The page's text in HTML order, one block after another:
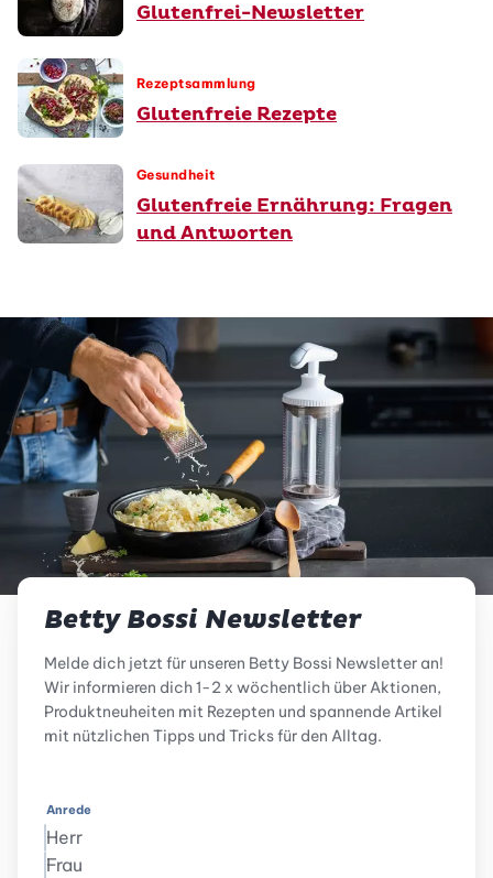
Glutenfrei-Newsletter
Rezeptsammlung
Glutenfreie Rezepte
Gesundheit
Glutenfreie Ernährung: Fragen
und Antworten
Betty Bossi Newsletter
Melde dich jetzt für unseren Betty Bossi Newsletter an!
Wir informieren dich 1-2 x wöchentlich über Aktionen,
Produktneuheiten mit Rezepten und spannende Artikel
mit nützlichen Tipps und Tricks für den Alltag.
Anrede
Herr
Frau